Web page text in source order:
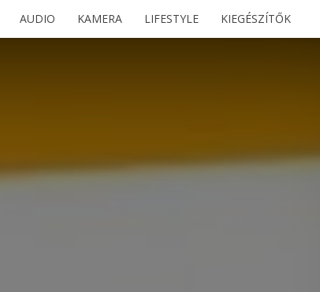
AUDIO KAMERA LIFESTYLE KIEGÉSZÍTŐK